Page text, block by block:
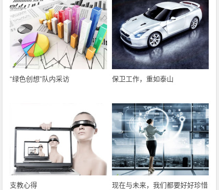
“绿色创想”队内采访 保卫工作，重如泰山
支教心得 现在与未来，我们都要好好珍惜